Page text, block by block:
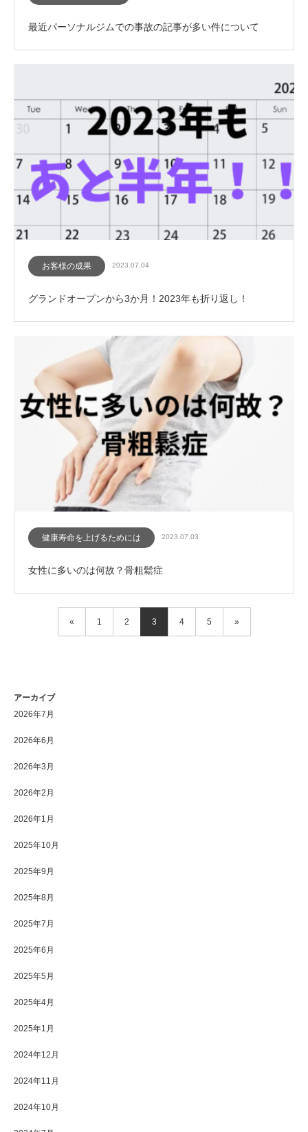
最近パーソナルジムでの事故の記事が多い件について
お客様の成果 2023.07.04
グランドオープンから3か月！2023年も折り返し！
健康寿命を上げるためには 2023.07.03
女性に多いのは何故？骨粗鬆症
« 1 2 3 4 5 »
アーカイブ
2026年7月
2026年6月
2026年3月
2026年2月
2026年1月
2025年10月
2025年9月
2025年8月
2025年7月
2025年6月
2025年5月
2025年4月
2025年1月
2024年12月
2024年11月
2024年10月